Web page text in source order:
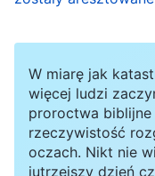
powinieneś
żebym
czyni Bóg, bez
W miarę jak
więcej ludzi
proroctwa
rzeczywistość
oczach. Nikt nie
jutrzejszy dzień